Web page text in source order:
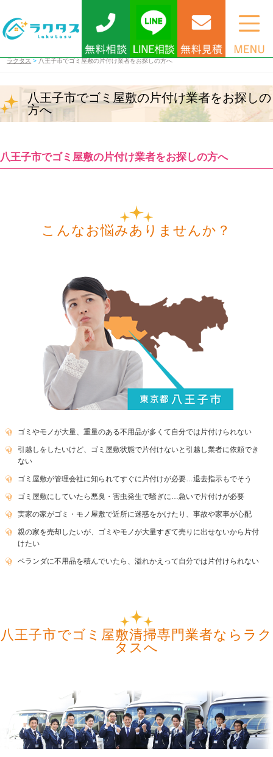
ラクタス > 八王子市でゴミ屋敷の片付け業者をお探しの方へ
八王子市でゴミ屋敷の片付け業者をお探しの
方へ
八王子市でゴミ屋敷の片付け業者をお探しの方へ
こんなお悩みありませんか？
ゴミやモノが大量、重量のある不用品が多くて自分では片付けられない
引越しをしたいけど、ゴミ屋敷状態で片付けないと引越し業者に依頼でき
ない
ゴミ屋敷が管理会社に知られてすぐに片付けが必要…退去指示もでそう
ゴミ屋敷にしていたら悪臭・害虫発生で騒ぎに…急いで片付けが必要
実家の家がゴミ・モノ屋敷で近所に迷惑をかけたり、事故や家事が心配
親の家を売却したいが、ゴミやモノが大量すぎて売りに出せないから片付
けたい
ベランダに不用品を積んでいたら、溢れかえって自分では片付けられない
八王子市でゴミ屋敷清掃専門業者ならラク
タスへ